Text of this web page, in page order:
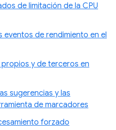
de limitación de la CPU
eventos de rendimiento en el
y de terceros en
sugerencias y las
de marcadores
forzado